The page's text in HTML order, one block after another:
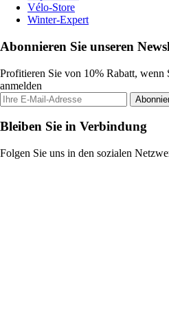
Vélo-Store
Winter-Expert
Abonnieren Sie unseren
Profitieren Sie von 10% Rabatt, wenn
anmelden
Bleiben Sie in Verbindung
Folgen Sie uns in den sozialen